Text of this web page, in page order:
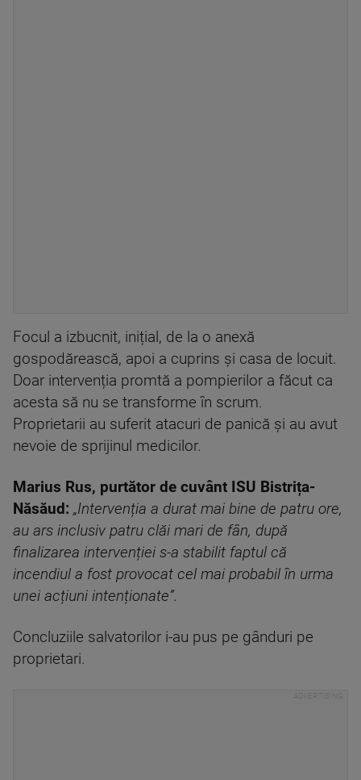
Focul a izbucnit, inițial, de la o anexă
gospodărească, apoi a cuprins și casa de locuit.
Doar intervenția promtă a pompierilor a făcut ca
acesta să nu se transforme în scrum.
Proprietarii au suferit atacuri de panică și au avut
nevoie de sprijinul medicilor.
Marius Rus, purtător de cuvânt ISU Bistrița-
Năsăud: „Intervenția a durat mai bine de patru ore,
au ars inclusiv patru clăi mari de fân, după
finalizarea intervenției s-a stabilit faptul că
incendiul a fost provocat cel mai probabil în urma
unei acțiuni intenționate”.
Concluziile salvatorilor i-au pus pe gânduri pe
proprietari.